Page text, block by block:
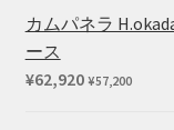
帯:
カムパネラ
ース
¥62,920 ¥57,200